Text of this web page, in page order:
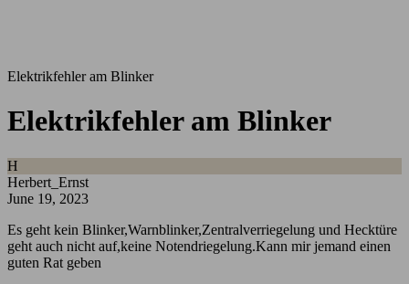
Elektrikfehler am Blinker
Elektrikfehler am Blinker
H
Herbert_Ernst
June 19, 2023
Es geht kein Blinker,Warnblinker,Zentralverriegelung und Hecktüre
geht auch nicht auf,keine Notendriegelung.Kann mir jemand einen
guten Rat geben